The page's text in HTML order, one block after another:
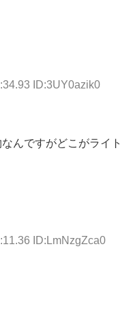
ID:3UY0azik0
んですがどこがライト
ID:LmNzgZca0